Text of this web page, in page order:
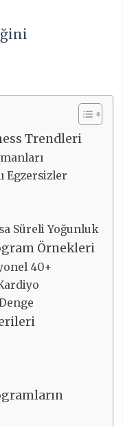
Trendleri
Egzersizler
Süreli Yoğunluk
Örnekleri
40+